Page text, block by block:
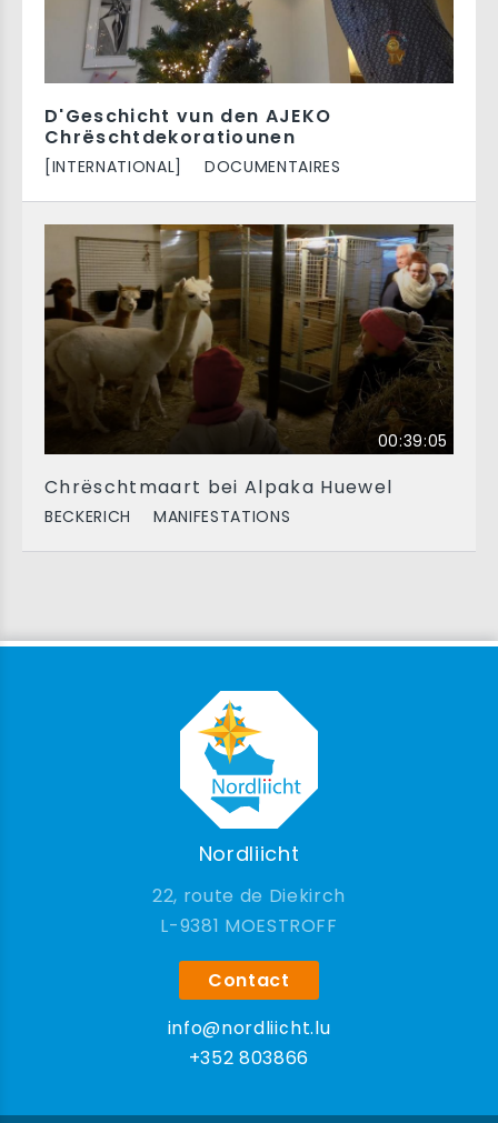
D'Geschicht vun den AJEKO
Chrëschtdekoratiounen
[INTERNATIONAL] DOCUMENTAIRES
00:39:05
Chrëschtmaart bei Alpaka Huewel
BECKERICH MANIFESTATIONS
Nordliicht
22, route de Diekirch
9381 MOESTROFF
Contact
info@nordliicht.lu
+352 803866